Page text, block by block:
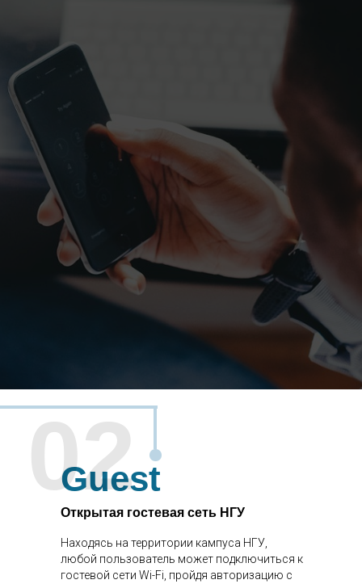
Находясь на территории кампуса НГУ,
любой пользователь может подключиться к
гостевой сети Wi-Fi, пройдя авторизацию с
Guest
02
Открытая гостевая сеть НГУ